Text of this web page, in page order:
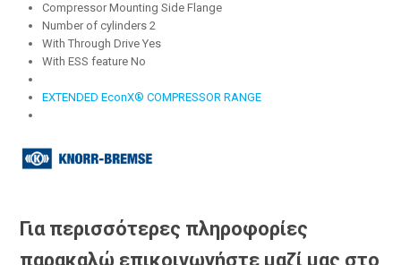
Compressor Mounting Side Flange
Number of cylinders 2
With Through Drive Yes
With ESS feature No
EXTENDED EconX® COMPRESSOR RANGE
Για περισσότερες πληροφορίες
παρακαλώ επικοινωνήστε μαζί μας στο